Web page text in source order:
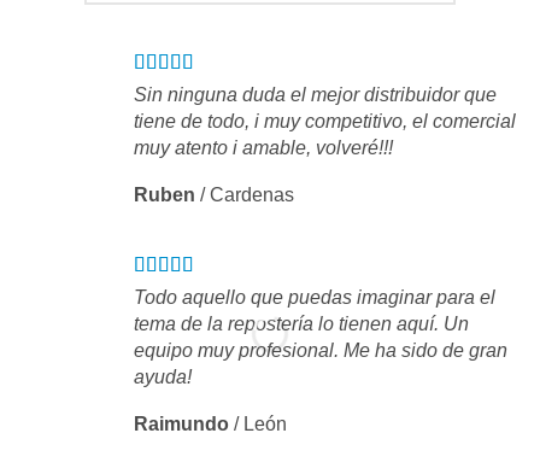
Sin ninguna duda el mejor distribuidor que
tiene de todo, i muy competitivo, el comercial
muy atento i amable, volveré!!!
Ruben /Cardenas
Todo aquello que puedas imaginar para el
tema de la repostería lo tienen aquí. Un
equipo muy profesional. Me ha sido de gran
ayuda!
Raimundo / León